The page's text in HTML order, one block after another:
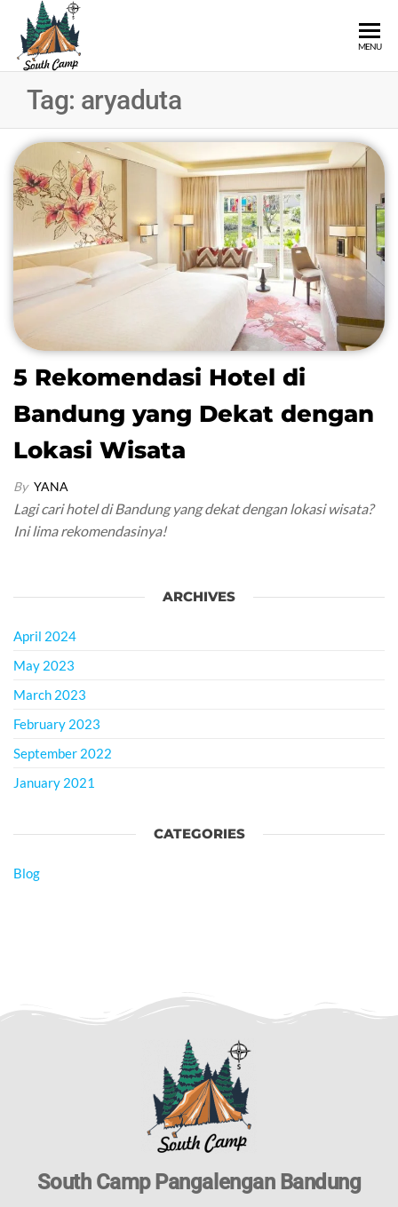
CAMP
Selatan
MENU
Tag: aryaduta
5 Rekomendasi Hotel di
Bandung yang Dekat dengan
Lokasi Wisata
By YANA
Lagi cari hotel di Bandung yang dekat dengan lokasi wisata?
Ini lima rekomendasinya!
ARCHIVES
April 2024
May 2023
March 2023
February 2023
September 2022
January 2021
CATEGORIES
Blog
South Camp Pangalengan Bandung